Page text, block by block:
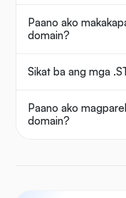
Paano ako
domain?
Sikat ba ang mga
Paano ako
domain?